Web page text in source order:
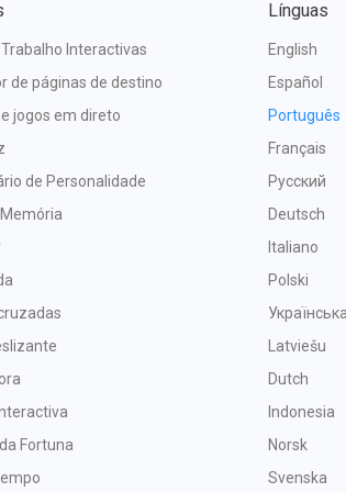
Interactivas
de páginas de destino
jogos em direto
de Personalidade
Fortuna
Línguas
English
Español
Português
Français
Русский
Deutsch
Italiano
Polski
Українська
Latviešu
Dutch
Indonesia
Norsk
Svenska